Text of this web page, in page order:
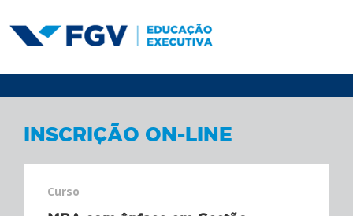
INSCRIÇÃO ON-LINE
Curso